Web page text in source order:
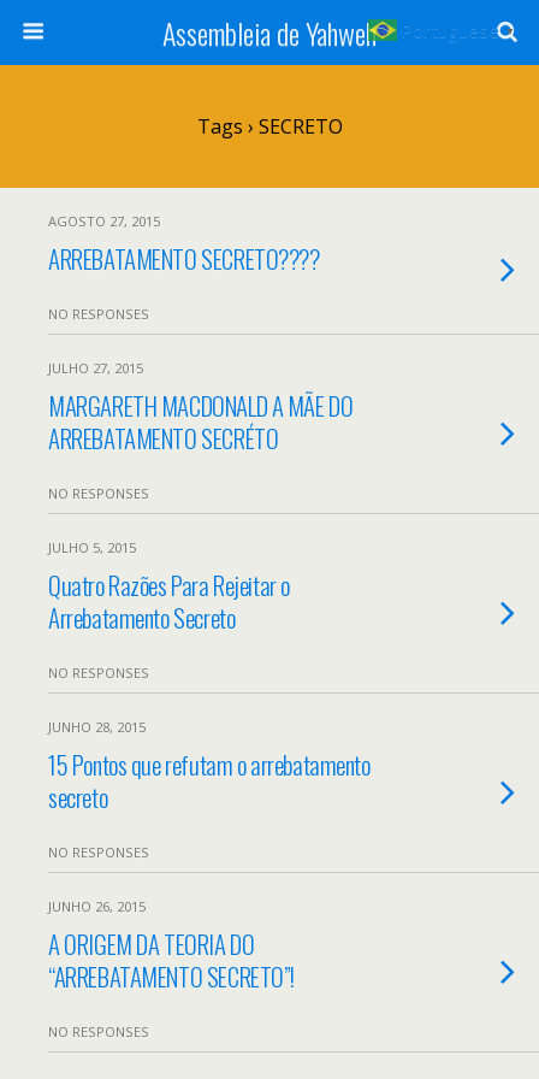
Assembleia de Yahweh
Tags › SECRETO
AGOSTO 27, 2015
ARREBATAMENTO SECRETO????
NO RESPONSES
JULHO 27, 2015
MARGARETH MACDONALD A MÃE DO
ARREBATAMENTO SECRÉTO
NO RESPONSES
JULHO 5, 2015
Quatro Razões Para Rejeitar o
Arrebatamento Secreto
NO RESPONSES
JUNHO 28, 2015
15 Pontos que refutam o arrebatamento
secreto
NO RESPONSES
JUNHO 26, 2015
A ORIGEM DA TEORIA DO
“ARREBATAMENTO SECRETO”!
NO RESPONSES
Portuguese ▼